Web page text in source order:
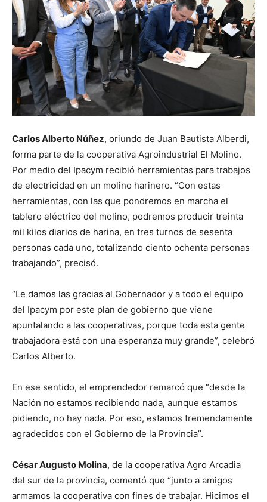
Carlos Alberto Núñez, oriundo de Juan Bautista Alberdi,
forma parte de la cooperativa Agroindustrial El Molino.
Por medio del Ipacym recibió herramientas para trabajos
de electricidad en un molino harinero. “Con estas
herramientas, con las que pondremos en marcha el
tablero eléctrico del molino, podremos producir treinta
mil kilos diarios de harina, en tres turnos de sesenta
personas cada uno, totalizando ciento ochenta personas
trabajando”, precisó.
“Le damos las gracias al Gobernador y a todo el equipo
del Ipacym por este plan de gobierno que viene
apuntalando a las cooperativas, porque toda esta gente
trabajadora está con una esperanza muy grande”, celebró
Carlos Alberto.
En ese sentido, el emprendedor remarcó que “desde la
Nación no estamos recibiendo nada, aunque estamos
pidiendo, no hay nada. Por eso, estamos tremendamente
agradecidos con el Gobierno de la Provincia”.
César Augusto Molina, de la cooperativa Agro Arcadia
del sur de la provincia, comentó que “junto a amigos
armamos la cooperativa con fines de trabajar. Hicimos el